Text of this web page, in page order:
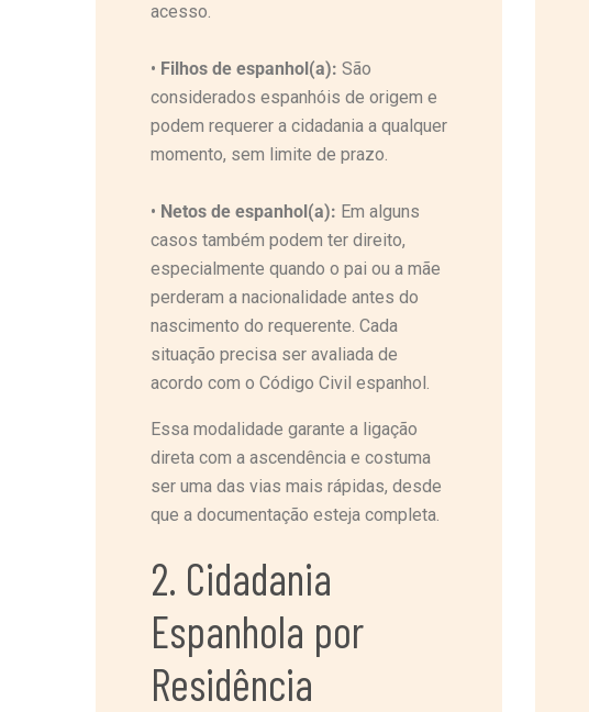
acesso.
• Filhos de espanhol(a): São
considerados espanhóis de origem e
podem requerer a cidadania a qualquer
momento, sem limite de prazo.
• Netos de espanhol(a): Em alguns
casos também podem ter direito,
especialmente quando o pai ou a mãe
perderam a nacionalidade antes do
nascimento do requerente. Cada
situação precisa ser avaliada de
acordo com o Código Civil espanhol.
Essa modalidade garante a ligação
direta com a ascendência e costuma
ser uma das vias mais rápidas, desde
que a documentação esteja completa.
2. Cidadania
Espanhola por
Residência